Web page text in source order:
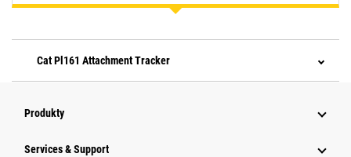
Cat Pl161 Attachment Tracker
Produkty
Services & Support